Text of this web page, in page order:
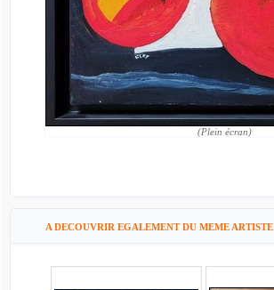
(Plein écran)
A DECOUVRIR EGALEMENT DU MEME ARTISTE